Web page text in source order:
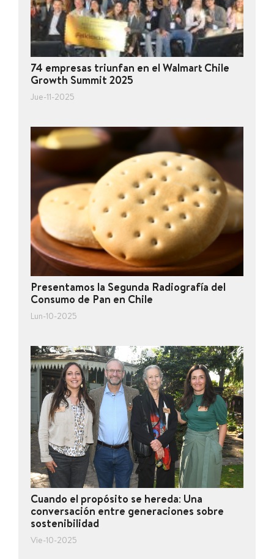
74 empresas triunfan en el Walmart Chile
Growth Summit 2025
Jue-11-2025
Presentamos la Segunda Radiografía del
Consumo de Pan en Chile
Lun-10-2025
Cuando el propósito se hereda: Una
conversación entre generaciones sobre
sostenibilidad
Vie-10-2025